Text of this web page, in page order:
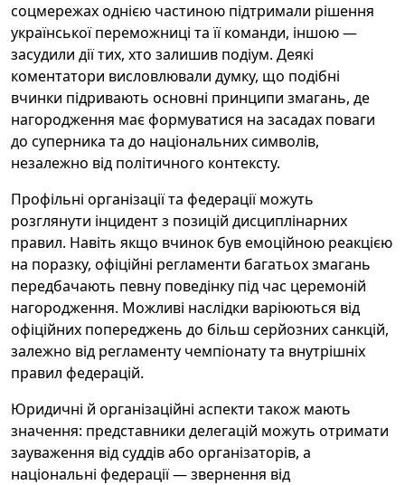
соцмережах однією частиною підтримали рішення
української переможниці та її команди, іншою —
засудили дії тих, хто залишив подіум. Деякі
коментатори висловлювали думку, що подібні
вчинки підривають основні принципи змагань, де
нагородження має формуватися на засадах поваги
до суперника та до національних символів,
незалежно від політичного контексту.
Профільні організації та федерації можуть
розглянути інцидент з позицій дисциплінарних
правил. Навіть якщо вчинок був емоційною реакцією
на поразку, офіційні регламенти багатьох змагань
передбачають певну поведінку під час церемоній
нагородження. Можливі наслідки варіюються від
офіційних попереджень до більш серйозних санкцій,
залежно від регламенту чемпіонату та внутрішніх
правил федерацій.
Юридичні й організаційні аспекти також мають
значення: представники делегацій можуть отримати
зауваження від суддів або організаторів, а
національні федерації — звернення від